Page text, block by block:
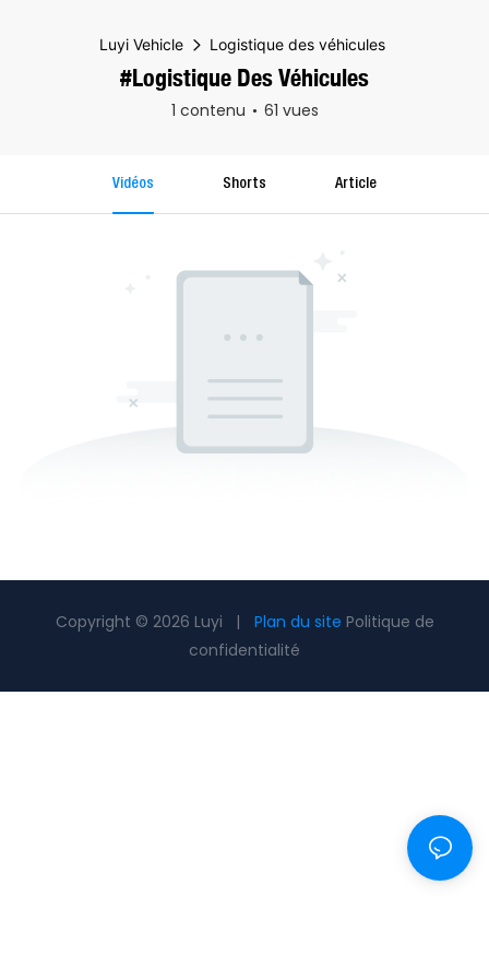
Luyi Vehicle Logistique des véhicules
#Logistique Des Véhicules
1 contenu 61 vues
Vidéos Shorts Article
Copyright © 2026 Luyi | Plan du site Politique de
confidentialité